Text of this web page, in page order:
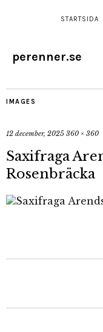
STARTSIDA
perenner.se
IMAGES
12 december, 2025 360 × 360
Saxifraga
Rosenbräcka